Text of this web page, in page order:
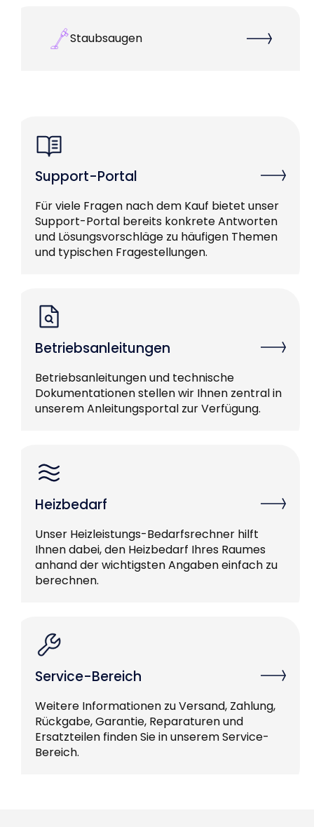
Staubsaugen
Support-Portal
Für viele Fragen nach dem Kauf bietet unser
Support-Portal bereits konkrete Antworten
und Lösungsvorschläge zu häufigen Themen
und typischen Fragestellungen.
Betriebsanleitungen
Betriebsanleitungen und technische
Dokumentationen stellen wir Ihnen zentral in
unserem Anleitungsportal zur Verfügung.
Heizbedarf
Unser Heizleistungs-Bedarfsrechner hilft
Ihnen dabei, den Heizbedarf Ihres Raumes
anhand der wichtigsten Angaben einfach zu
berechnen.
Service-Bereich
Weitere Informationen zu Versand, Zahlung,
Rückgabe, Garantie, Reparaturen und
Ersatzteilen finden Sie in unserem Service-
Bereich.